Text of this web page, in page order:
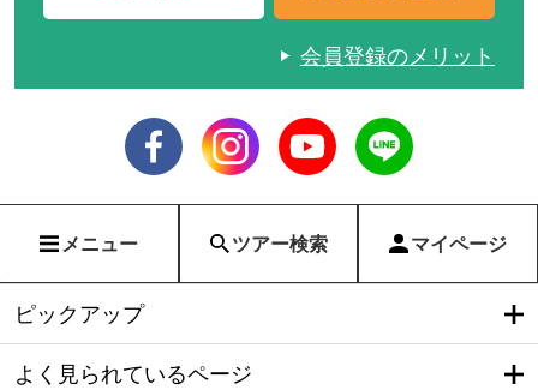
会員登録のメリット
メニュー ツアー検索 マイページ
ピックアップ
よく見られているページ